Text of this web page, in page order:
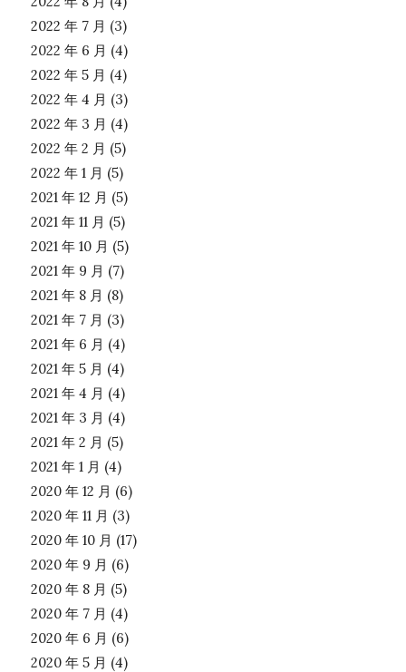
2022 年 7 月 (3)
2022 年 6 月 (4)
2022 年 5 月 (4)
2022 年 4 月 (3)
2022 年 3 月 (4)
2022 年 2 月 (5)
2022 年 1 月 (5)
2021 年 12 月 (5)
2021 年 11 月 (5)
2021 年 10 月 (5)
2021 年 9 月 (7)
2021 年 8 月 (8)
2021 年 7 月 (3)
2021 年 6 月 (4)
2021 年 5 月 (4)
2021 年 4 月 (4)
2021 年 3 月 (4)
2021 年 2 月 (5)
2021 年 1 月 (4)
2020 年 12 月 (6)
2020 年 11 月 (3)
2020 年 10 月 (17)
2020 年 9 月 (6)
2020 年 8 月 (5)
2020 年 7 月 (4)
2020 年 6 月 (6)
2020 年 5 月 (4)